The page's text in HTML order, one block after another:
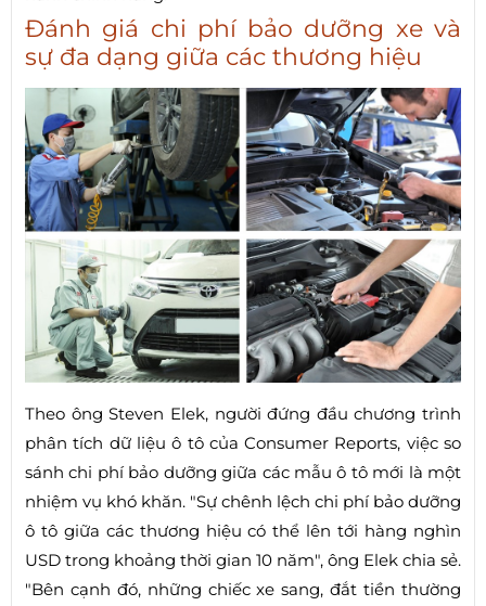
Đánh giá chi phí bảo dưỡng xe và
sự đa dạng giữa các thương hiệu
Theo ông Steven Elek, người đứng đầu chương trình
phân tích dữ liệu ô tô của Consumer Reports, việc so
sánh chi phí bảo dưỡng giữa các mẫu ô tô mới là một
nhiệm vụ khó khăn. "Sự chênh lệch chi phí bảo dưỡng
ô tô giữa các thương hiệu có thể lên tới hàng nghìn
USD trong khoảng thời gian 10 năm", ông Elek chia sẻ.
"Bên cạnh đó, những chiếc xe sang, đắt tiền thường